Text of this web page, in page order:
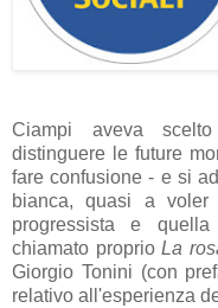
Ciampi aveva
distinguere le future
fare confusione - e si
bianca, quasi a
progressista e
chiamato proprioLa
Giorgio Tonini (con
relativo all'esperienza